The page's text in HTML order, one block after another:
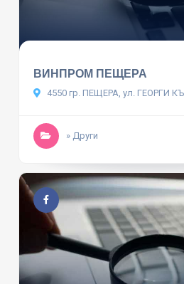
ВИНПРОМ ПЕЩЕРА
4550 гр. ПЕЩЕРА, ул. ГЕОРГИ
» Други